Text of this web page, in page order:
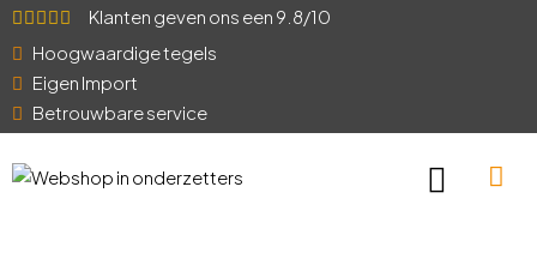
Klanten geven ons een 9.8/10
Hoogwaardige tegels
Eigen Import
Betrouwbare service